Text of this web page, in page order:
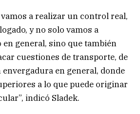
vamos a realizar un control real,
y no solo vamos a
general, sino que también
cuestiones de transporte, de
en general, donde
a lo que puede originar
indicó Sladek.